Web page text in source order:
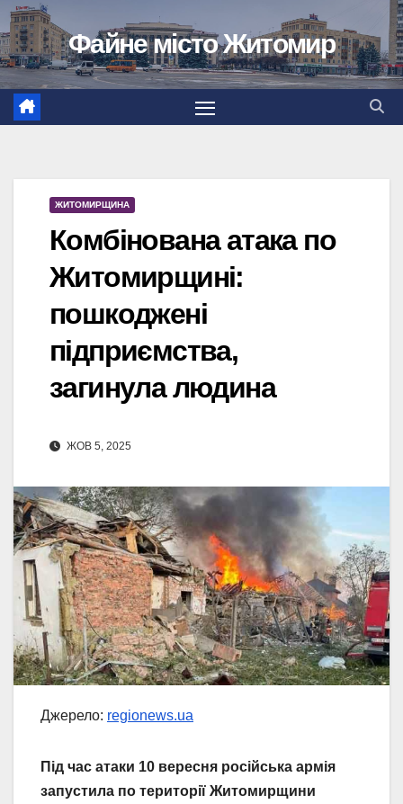
Перейти
до
вмісту
Файне місто Житомир
ЖИТОМИРЩИНА
Комбінована атака по
Житомирщині:
пошкоджені
підприємства,
загинула людина
ЖОВ 5, 2025
Джерело: regionews.ua
Під час атаки 10 вересня російська армія
запустила по території Житомирщини